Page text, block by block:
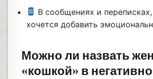
В сообщениях и переписках,
хочется добавить
Можно ли назвать
«кошкой» в